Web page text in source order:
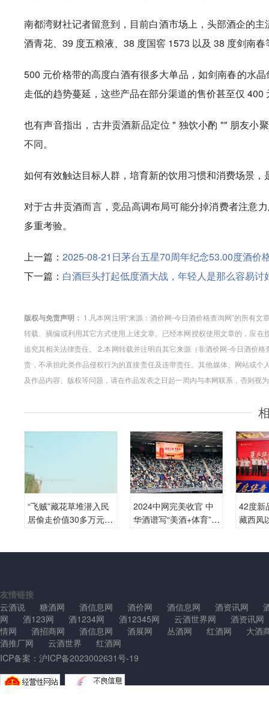
南都湾财社记者留意到，目前白酒市场上，头部酒企的
酒青花、39 度五粮液、38 度国窖 1573 以及 38 度剑南春
500 元价格带的高度白酒有很多大单品，如剑南春的水
走低的趋势蔓延，这些产品在部分渠道的售价甚至仅
也有声音指出，古井贡酒新品定位 " 独饮小酌 "" 朋友小
不同。
如何有效触达目标人群，培育新的饮用习惯和消费场景，
对于古井贡酒而言，竞品高调布局可能分掉消费者注意
多重考验。
上一篇： 2025-08-21日茅台五星70周年纪念53.00度酒价
下一篇： 白酒巨头打起低度酒大战，年轻人是那么容易讨
版权与免责声明： 1.凡本网注明“来源：酒价网-今日酒价格查询网”的所有
转载、摘编或利用其它方式使用上述文章。已经本网授权使用文章的，应
追究其相关法律责任。 2.本网转载并注明自其它来源（非酒价网-今日酒价
责，不承担此类作品侵权行为的直接责任及连带责任。其他媒体、网站或
及作品内容、版权等问题，请在作品发表之日起一周内与本网联系，否则视
“飞贼”藏花草堆潜入民
居偷走价值30多万元洋
2024中网完美收官 中
华酒谱写“美酒+体育”跨
42度新
藏西凤
友情链接
云酒说
糖酒网 酒信息网 酒价网 酒信息网 酒资讯网
网
酒123网 酒1234网 酒12345网 云酒世界网
酒资讯网
情网
酒招商网 酒信息网 酒展网 丛酒网 红酒网
大酒
酒推厂网
云酒世界
红酒网
ICP备案： 沪ICP备2023002631号-19